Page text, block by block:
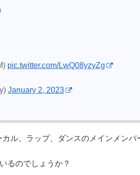
pic.twitter.com/LwQ08yzyZg
January 2, 2023
ル、ラップ、ダンスのメインメンバ
るのでしょうか？